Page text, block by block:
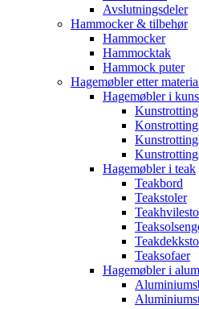
Avslutningsdeler
Hammocker & tilbehør
Hammocker
Hammocktak
Hammock puter
Hagemøbler etter
Hagemøbler i
Hagemøbler i teak
Teakbord
Teakstoler
Teaksofaer
Hagemøbler i